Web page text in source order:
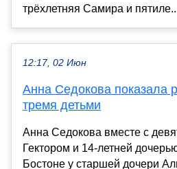
трёхлетняя Самира и
12:17, 02 Июн
Анна Седокова показала
тремя детьми
Анна Седокова вместе с
Гектором и 14-летней
Бостоне у старшей дочери